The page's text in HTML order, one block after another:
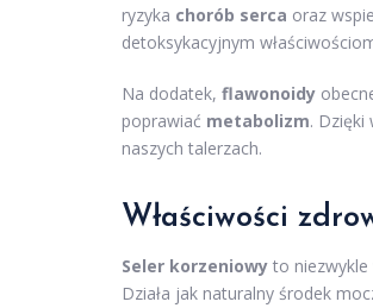
ryzyka chorób serca oraz
detoksykacyjnym
Na dodatek, flawonoidy
poprawiać metabolizm. Dzięki
naszych talerzach.
Właściwości
Seler korzeniowy to
Działa jak naturalny środek